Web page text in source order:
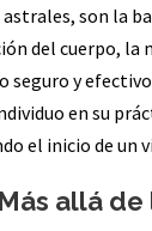
son la
del cuerpo,
seguro y
en su
el inicio de
allá de